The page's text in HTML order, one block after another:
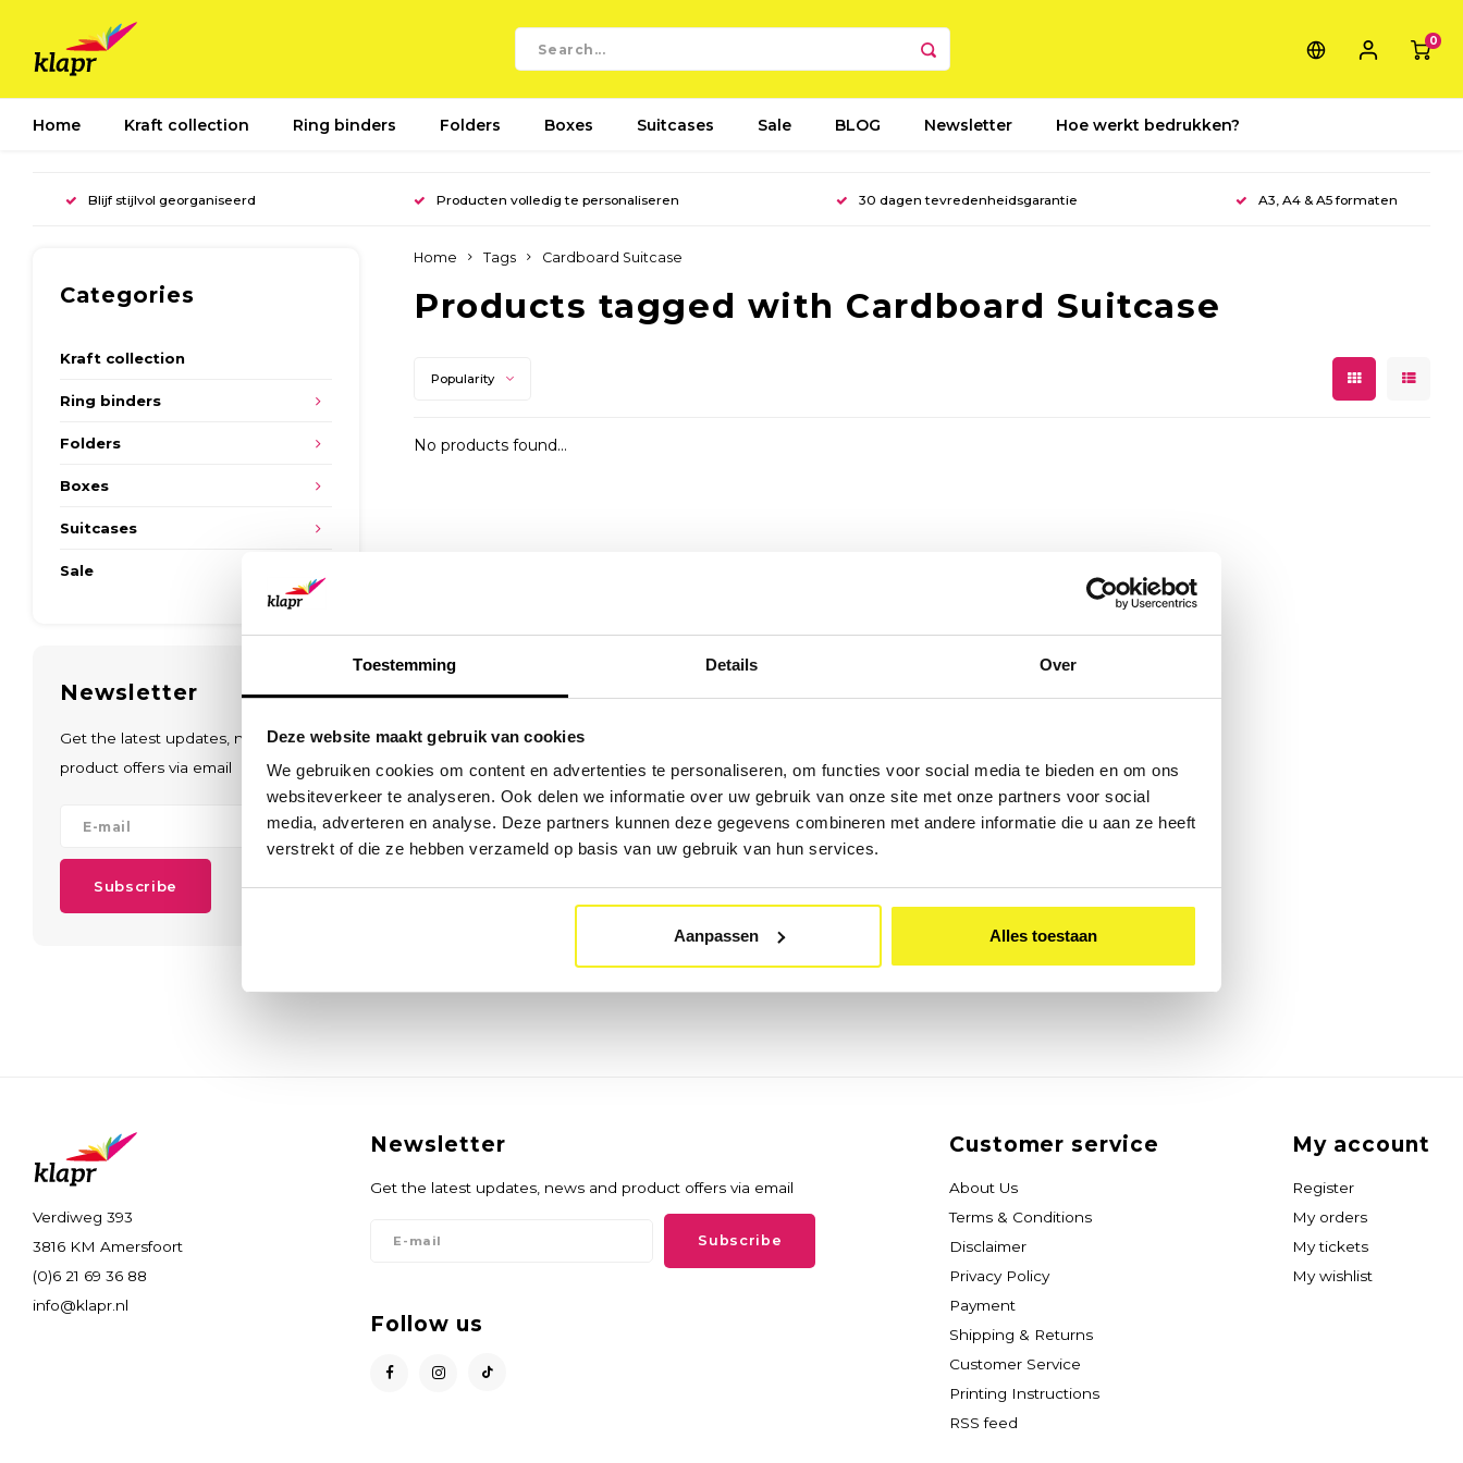
Toestemming Details Over
Deze website maakt gebruik van cookies
We gebruiken cookies om content en advertenties te personaliseren, om functies voor social media te bieden en om ons
websiteverkeer te analyseren. Ook delen we informatie over uw gebruik van onze site met onze partners voor social
media, adverteren en analyse. Deze partners kunnen deze gegevens combineren met andere informatie die u aan ze heeft
verstrekt of die ze hebben verzameld op basis van uw gebruik van hun services.
Aanpassen Alles toestaan
0
Home Kraft collection Ring binders Folders Boxes Suitcases Sale BLOG Newsletter Hoe werkt bedrukken?
Blijf stijlvol georganiseerd Producten volledig te personaliseren 30 dagen tevredenheidsgarantie A3, A4 & A5 formaten
Categories
Kraft collection
Ring binders
Folders
Boxes
Suitcases
Sale
Newsletter
Get the latest updates, news and
product offers via email
Subscribe
Home Tags Cardboard Suitcase
Products tagged with Cardboard Suitcase
Popularity
No products found...
Verdiweg 393
3816 KM Amersfoort
(0)6 21 69 36 88
info@klapr.nl
Newsletter
Get the latest updates, news and product offers via email
Subscribe
Follow us
Customer service
About Us
Terms & Conditions
Disclaimer
Privacy Policy
Payment
Shipping & Returns
Customer Service
Printing Instructions
RSS feed
My account
Register
My orders
My tickets
My wishlist